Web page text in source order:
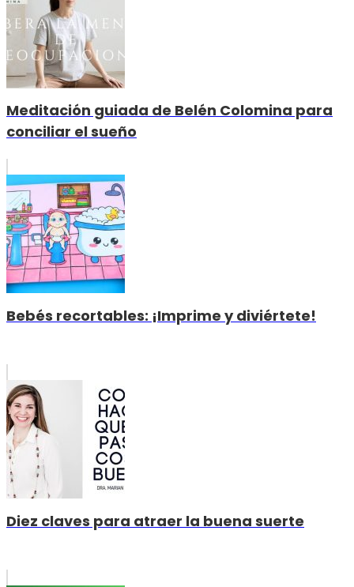
Meditación guiada de Belén Colomina para
conciliar el sueño
Bebés recortables: ¡Imprime y diviértete!
Diez claves para atraer la buena suerte